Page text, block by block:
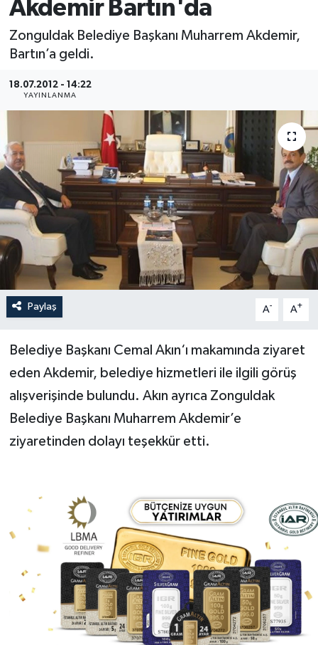
Akdemir Bartın'da
Zonguldak Belediye Başkanı Muharrem Akdemir,
Bartın’a geldi.
18.07.2012 - 14:22
YAYINLANMA
Paylaş A- A+
Belediye Başkanı Cemal Akın‘ı makamında ziyaret
eden Akdemir, belediye hizmetleri ile ilgili görüş
alışverişinde bulundu. Akın ayrıca Zonguldak
Belediye Başkanı Muharrem Akdemir’e
ziyaretinden dolayı teşekkür etti.
Sağlık
Sinema
Sivil Toplum
Siyaset
Spor
Tarım
Turizm
Yaşam
Yerel Yönetimler
DÜNYA
YEREL